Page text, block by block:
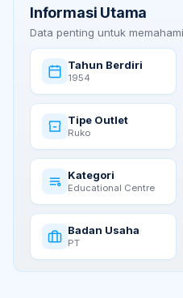
Informasi Utama
Data penting untuk
Tahun Berdiri
1954
Tipe Outlet
Ruko
Kategori
Educational Centre
Badan Usaha
PT